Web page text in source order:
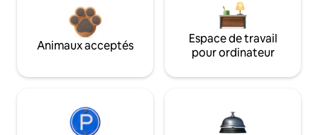
Animaux acceptés
Espace de travail
pour ordinateur